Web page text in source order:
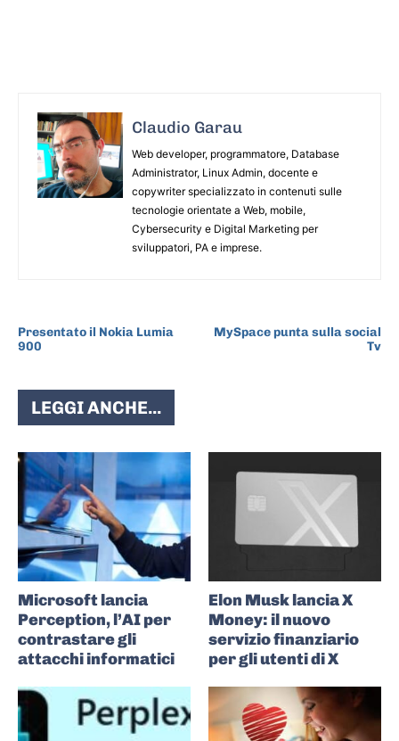
Claudio Garau
Web developer, programmatore, Database
Administrator, Linux Admin, docente e
copywriter specializzato in contenuti sulle
tecnologie orientate a Web, mobile,
Cybersecurity e Digital Marketing per
sviluppatori, PA e imprese.
Presentato il Nokia Lumia
900
MySpace punta sulla social
Tv
LEGGI ANCHE...
Microsoft lancia
Perception, l’AI per
contrastare gli
attacchi informatici
Elon Musk lancia X
Money: il nuovo
servizio finanziario
per gli utenti di X